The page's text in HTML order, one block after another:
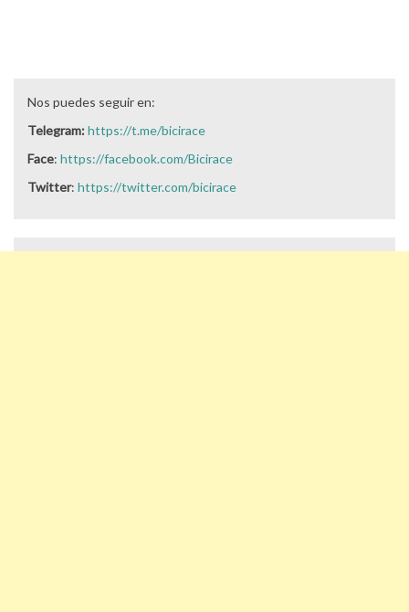
Nos puedes seguir en:
Telegram:https://t.me/bicirace
Face: https://facebook.com/Bicirace
Twitter: https://twitter.com/bicirace